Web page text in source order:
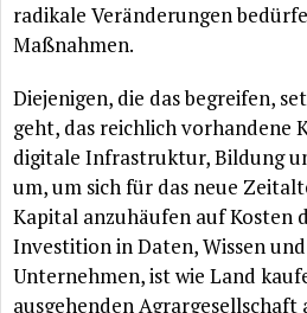
radikale Veränderungen
Maßnahmen.
Diejenigen, die das begreifen,
geht, das reichlich vorhandene
digitale Infrastruktur, Bildung
um, um sichfür das neue
Kapital anzuhäufen auf Kosten
Investition in Daten, Wissen
Unternehmen, ist wie Land
ausgehenden